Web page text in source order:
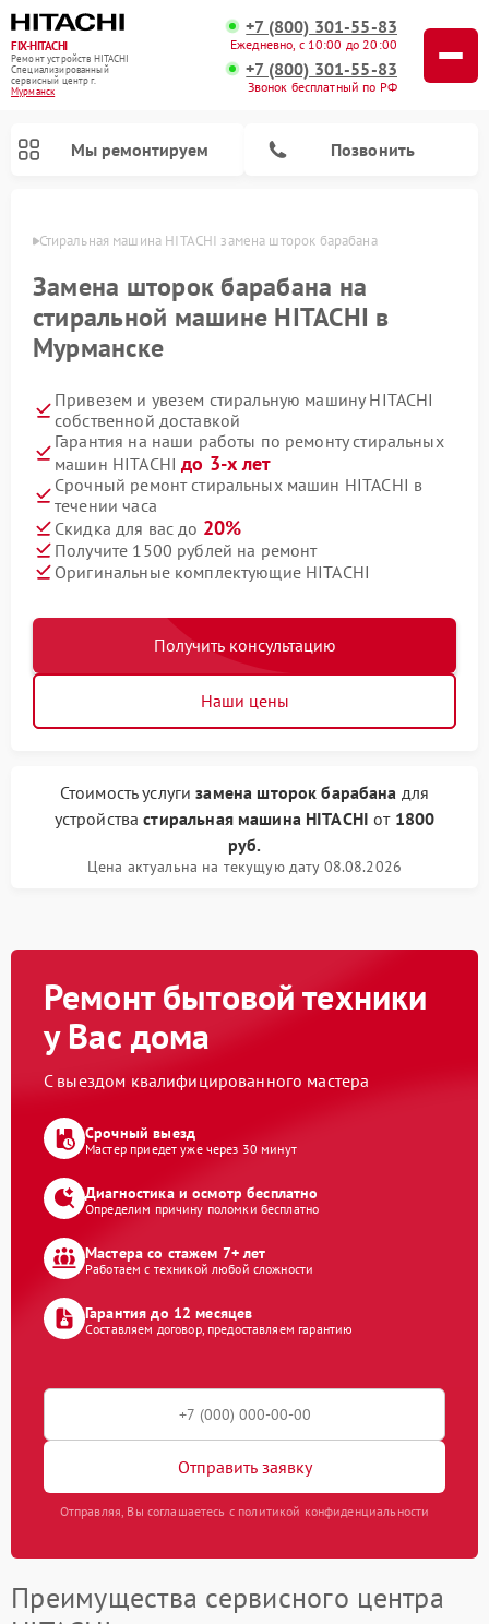
FIX-HITACHI
Ремонт устройств HITACHI
Специализированный
cервисный центр г.
Мурманск
+7 (800) 301-55-83
Ежедневно, с 10:00 до 20:00
+7 (800) 301-55-83
Звонок бесплатный по РФ
Мы ремонтируем Позвонить
Стиральная машина HITACHI замена шторок барабана
Замена шторок барабана на
стиральной машине HITACHI в
Мурманске
Привезем и увезем стиральную машину HITACHI
собственной доставкой
Гарантия на наши работы по ремонту стиральных
машин HITACHIдо 3-х лет
Срочный ремонт стиральных машин HITACHI в
течении часа
Скидка для вас до 20%
Получите 1500 рублей на ремонт
Оригинальные комплектующие HITACHI
Получить консультацию
Наши цены
Стоимость услугизамена шторок барабана для
устройствастиральная машина HITACHI от 1800
руб.
Цена актуальна на текущую дату 08.08.2026
Ремонт бытовой техники
у Вас дома
С выездом квалифицированного мастера
Срочный выезд
Мастер приедет уже через 30 минут
Диагностика и осмотр бесплатно
Определим причину поломки бесплатно
Мастера со стажем 7+ лет
Работаем с техникой любой сложности
Гарантия до 12 месяцев
Составляем договор, предоставляем гарантию
Отправить заявку
Отправляя, Вы соглашаетесь с политикой конфиденциальности
Преимущества сервисного центра